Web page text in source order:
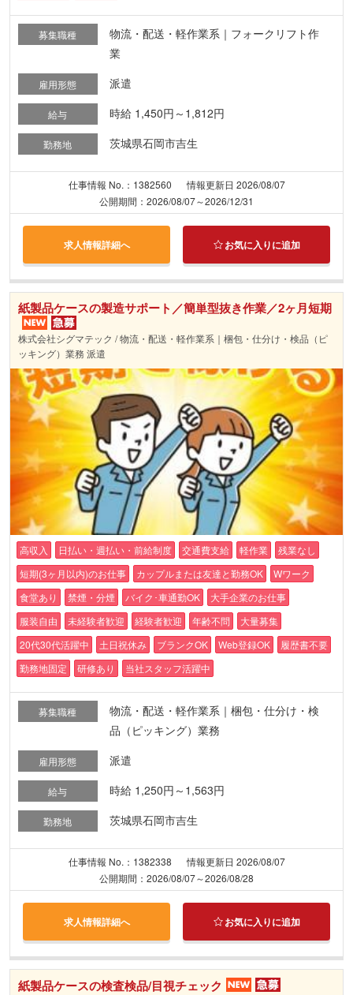
募集職種
物流・配送・軽作業系｜フォークリフト作
業
雇用形態 派遣
給与 時給 1,450円～1,812円
勤務地 茨城県石岡市吉生
仕事情報 No.：1382560
情報更新日 2026/08/07
公開期間：2026/08/07～2026/12/31
求人情報詳細へ お気に入りに追加
紙製品ケースの製造サポート／簡単型抜き作業／2ヶ月短期
株式会社シグマテック / 物流・配送・軽作業系｜梱包・仕分け・検品（ピ
ッキング）業務 派遣
高収入 日払い・週払い・前給制度 交通費支給 軽作業
残業なし
短期(3ヶ月以内)のお仕事
カップルまたは友達と勤務OK
Wワーク
食堂あり
禁煙・分煙 バイク･車通勤OK
大手企業のお仕事
服装自由
未経験者歓迎 経験者歓迎 年齢不問
大量募集
20代30代活躍中
土日祝休み ブランクOK Web登録OK
履歴書不要
勤務地固定
研修あり 当社スタッフ活躍中
募集職種
物流・配送・軽作業系｜梱包・仕分け・検
品（ピッキング）業務
雇用形態 派遣
給与 時給 1,250円～1,563円
勤務地 茨城県石岡市吉生
仕事情報 No.：1382338
情報更新日 2026/08/07
公開期間：2026/08/07～2026/08/28
求人情報詳細へ お気に入りに追加
紙製品ケースの検査検品/目視チェック